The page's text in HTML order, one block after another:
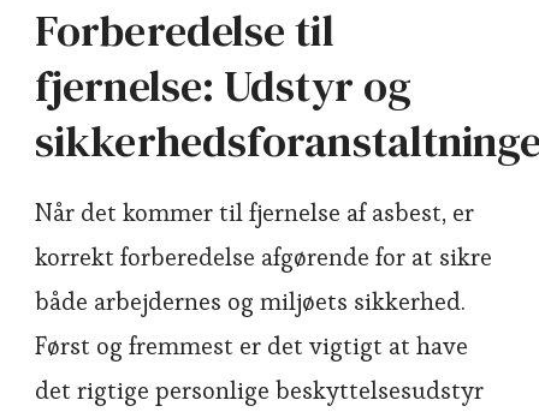
Forberedelse til
fjernelse: Udstyr og
Når det kommer til fjernelse af asbest, er
korrekt forberedelse afgørende for at sikre
både arbejdernes og miljøets sikkerhed.
Først og fremmest er det vigtigt at have
det rigtige personlige beskyttelsesudstyr